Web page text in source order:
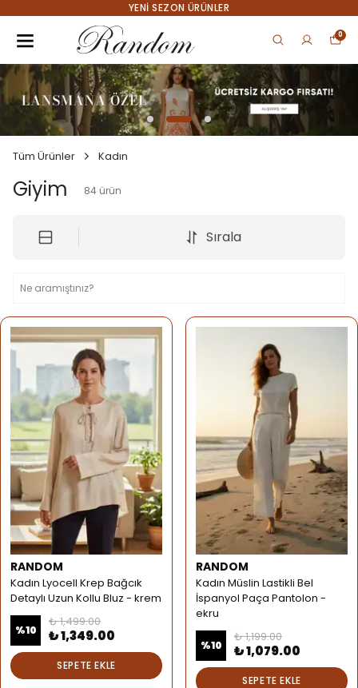
YENI SEZON ÜRÜNLER
0
Tüm Ürünler Kadın
Giyim 84 ürün
Sırala
RANDOM
Kadın Lyocell Krep Bağcık
Detaylı Uzun Kollu Bluz - krem
%10
₺ 1,499.00
₺ 1,349.00
SEPETE EKLE
RANDOM
Kadın Müslin Lastikli Bel
İspanyol Paça Pantolon -
ekru
%10
₺ 1,199.00
₺ 1,079.00
SEPETE EKLE